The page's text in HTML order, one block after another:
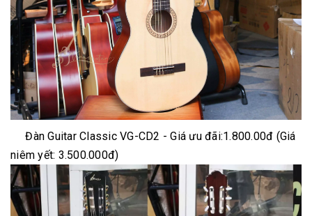
Đàn Guitar Classic VG-CD2 - Giá ưu đãi:1.800.00đ (Giá
niêm yết: 3.500.000đ)